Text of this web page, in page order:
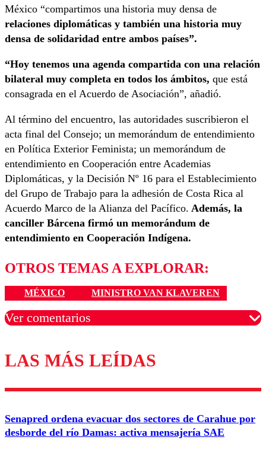
México “compartimos una historia muy densa de
relaciones diplomáticas y también una historia muy
densa de solidaridad entre ambos países”.
“Hoy tenemos una agenda compartida con una relación
bilateral muy completa en todos los ámbitos, que está
consagrada en el Acuerdo de Asociación”, añadió.
Al término del encuentro, las autoridades suscribieron el
acta final del Consejo; un memorándum de entendimiento
en Política Exterior Feminista; un memorándum de
entendimiento en Cooperación entre Academias
Diplomáticas, y la Decisión Nº 16 para el Establecimiento
del Grupo de Trabajo para la adhesión de Costa Rica al
Acuerdo Marco de la Alianza del Pacífico. Además, la
canciller Bárcena firmó un memorándum de
entendimiento en Cooperación Indígena.
OTROS TEMAS A EXPLORAR:
MÉXICO MINISTRO VAN KLAVEREN
Ver comentarios
Los comentarios son moderados para garantizar un
diálogo respetuoso.
Nombre
Correo
LAS MÁS LEÍDAS
Senapred ordena evacuar dos sectores de Carahue por
desborde del río Damas: activa mensajería SAE